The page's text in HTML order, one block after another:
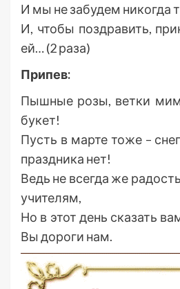
И мы не забудем никогда
И, чтобы поздравить,
ей… (2 раза)
Припев:
Пышные розы, ветки
букет!
Пусть в марте тоже –
праздника нет!
Ведь не всегда же
учителям,
Но в этот день сказать
Вы дороги нам.